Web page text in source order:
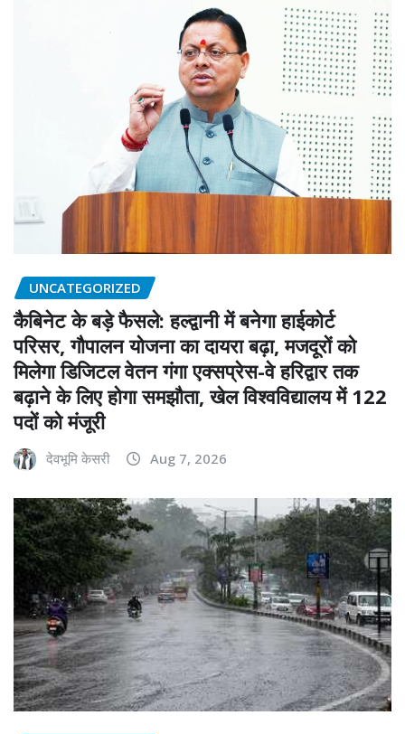
UNCATEGORIZED
कैबिनेट के बड़े फैसले: हल्द्वानी में बनेगा हाईकोर्ट
परिसर, गौपालन योजना का दायरा बढ़ा, मजदूरों को
मिलेगा डिजिटल वेतन गंगा एक्सप्रेस-वे हरिद्वार तक
बढ़ाने के लिए होगा समझौता, खेल विश्वविद्यालय में 122
पदों को मंजूरी
देवभूमि केसरी Aug 7, 2026